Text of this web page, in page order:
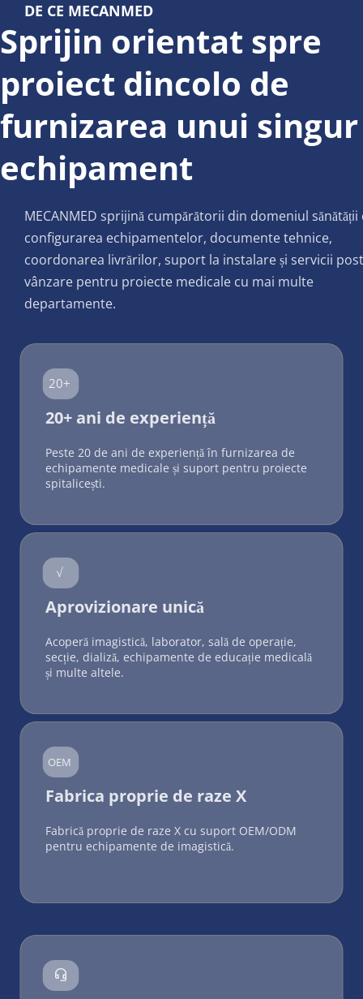
DE CE MECANMED
Sprijin orientat spre
proiect dincolo de
furnizarea unui singur
echipament
MECANMED sprijină cumpărătorii din domeniul sănătății
configurarea echipamentelor, documente tehnice,
coordonarea livrărilor, suport la instalare și servicii
vânzare pentru proiecte medicale cu mai multe
departamente.
20+
20+ ani de experiență
Peste 20 de ani de experiență în furnizarea de
echipamente medicale și suport pentru proiecte
spitalicești.
√
Aprovizionare unică
Acoperă imagistică, laborator, sală de operație,
secție, dializă, echipamente de educație medicală
și multe altele.
OEM
Fabrica proprie de raze X
Fabrică proprie de raze X cu suport OEM/ODM
pentru echipamente de imagistică.
